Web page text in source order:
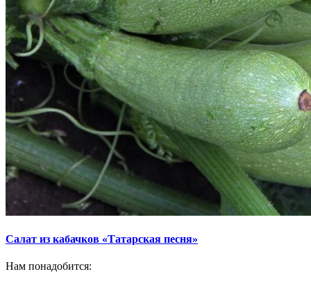
Салат из кабачков «Татарская песня»
Нам понадобится: